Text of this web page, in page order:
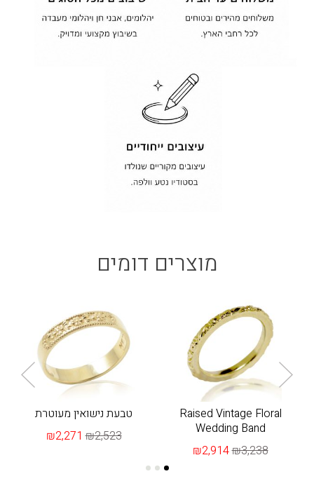
מוצרים דומים
Raised Vintage Floral
Wedding Band
₪2,914₪3,238
טבעת נישואין מעוטרת
₪2,271 ₪2,523